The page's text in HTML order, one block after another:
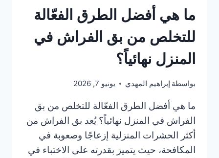
ما هي أفضل الطرق الفعّالة
للتخلص من بق الفراش في
المنزل نهائياً؟
بواسطة إبراهيم المهدي يونيو 7, 2026
ما هي أفضل الطرق الفعّالة للتخلص من بق
الفراش في المنزل نهائياً؟ يُعد بق الفراش من
أكثر الحشرات المنزلية إزعاجًا وصعوبة في
المكافحة، حيث يتميز بقدرته على الاختباء في